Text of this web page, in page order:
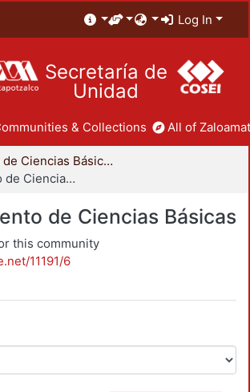
Log In
Secretaría de
Unidad
& Collections All of
División de Ciencias Básicas e Ingeniería
Departamento de Ciencias Básicas
de Ciencias Básicas
this community
11191/6